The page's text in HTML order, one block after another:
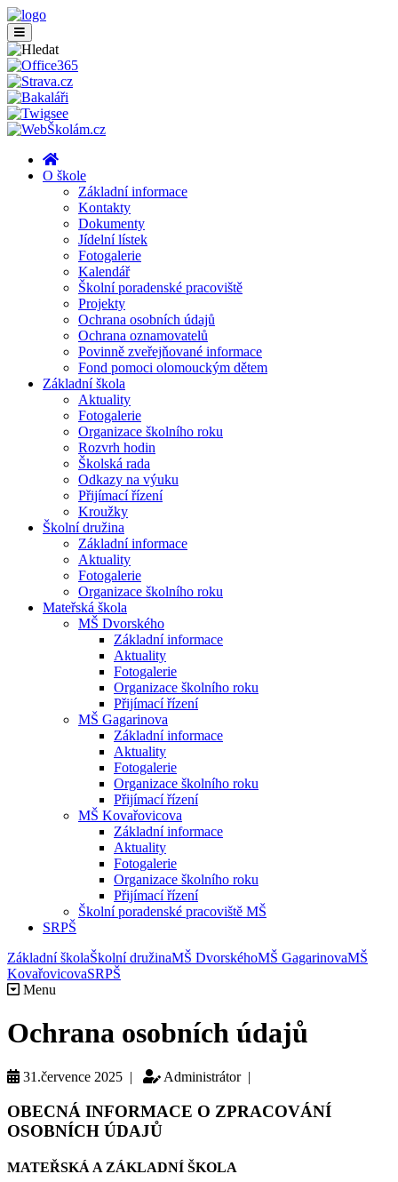
O škole
Základní informace
Kontakty
Dokumenty
Jídelní lístek
Fotogalerie
Kalendář
Školní poradenské pracoviště
Projekty
Ochrana osobních údajů
Ochrana oznamovatelů
Povinně zveřejňované informace
Fond pomoci olomouckým dětem
Základní škola
Aktuality
Fotogalerie
Organizace školního roku
Rozvrh hodin
Školská rada
Odkazy na výuku
Přijímací řízení
Kroužky
Školní družina
Základní informace
Aktuality
Fotogalerie
Organizace školního roku
Mateřská škola
MŠ Dvorského
Základní informace
Aktuality
Fotogalerie
Organizace školního roku
Přijímací řízení
MŠ Gagarinova
Základní informace
Aktuality
Fotogalerie
Organizace školního roku
Přijímací řízení
MŠ Kovařovicova
Základní informace
Aktuality
Fotogalerie
Organizace školního roku
Přijímací řízení
Školní poradenské pracoviště MŠ
SRPŠ
Základní školaŠkolní družinaMŠ DvorskéhoMŠ GagarinovaMŠ
KovařovicovaSRPŠ
Menu
Ochrana osobních údajů
31.července 2025 | Administrátor |
OBECNÁ INFORMACE O ZPRACOVÁNÍ
OSOBNÍCH ÚDAJŮ
MATEŘSKÁ A ZÁKLADNÍ ŠKOLA